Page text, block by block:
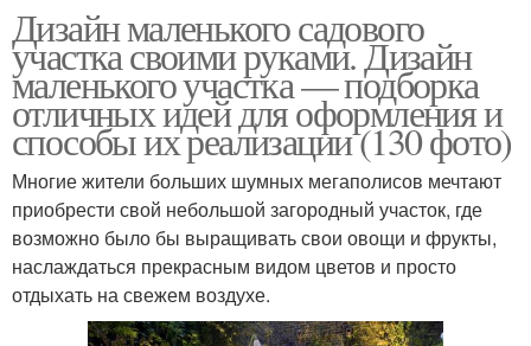
Дизайн маленького садового
участка своими руками. Дизайн
маленького участка — подборка
отличных идей для оформления и
способы их реализации (130 фото)
Многие жители больших шумных мегаполисов мечтают
приобрести свой небольшой загородный участок, где
возможно было бы выращивать свои овощи и фрукты,
наслаждаться прекрасным видом цветов и просто
отдыхать на свежем воздухе.